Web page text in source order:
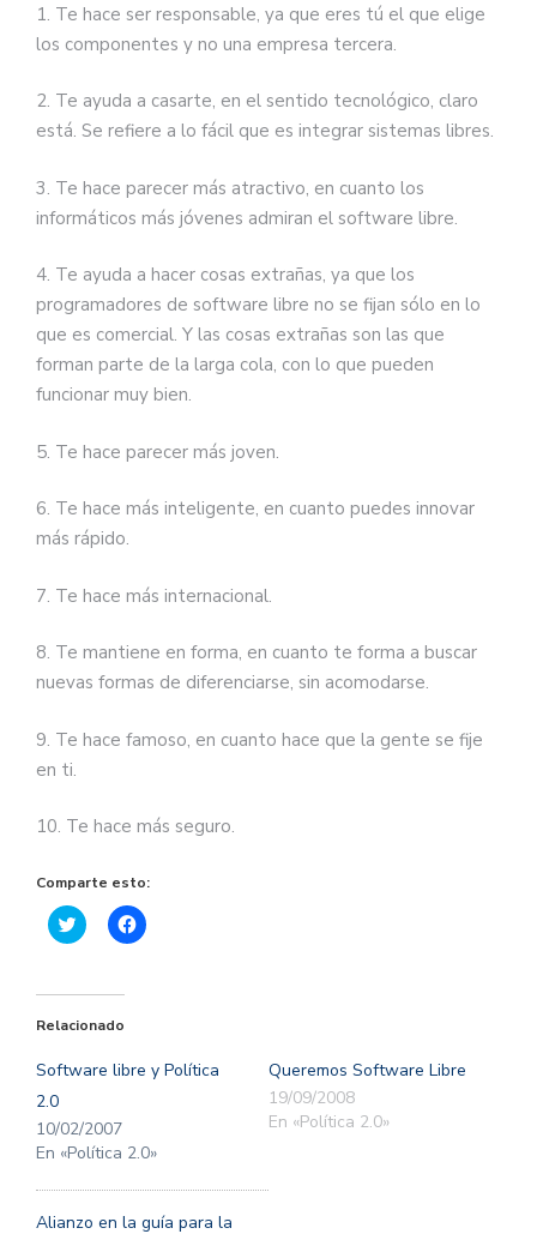
1. Te hace ser responsable, ya que eres tú el que elige
los componentes y no una empresa tercera.
2. Te ayuda a casarte, en el sentido tecnológico, claro
está. Se refiere a lo fácil que es integrar sistemas libres.
3. Te hace parecer más atractivo, en cuanto los
informáticos más jóvenes admiran el software libre.
4. Te ayuda a hacer cosas extrañas, ya que los
programadores de software libre no se fijan sólo en lo
que es comercial. Y las cosas extrañas son las que
forman parte de la larga cola, con lo que pueden
funcionar muy bien.
5. Te hace parecer más joven.
6. Te hace más inteligente, en cuanto puedes innovar
más rápido.
7. Te hace más internacional.
8. Te mantiene en forma, en cuanto te forma a buscar
nuevas formas de diferenciarse, sin acomodarse.
9. Te hace famoso, en cuanto hace que la gente se fije
en ti.
10. Te hace más seguro.
Comparte esto:
Haz
clic
Twitter
abre
ventana
Haz
clic
una
ventana
Relacionado
Software libre y Política
2.0
10/02/2007
En «Política 2.0»
Queremos Software Libre
19/09/2008
En «Política 2.0»
Alianzo en la guía para la